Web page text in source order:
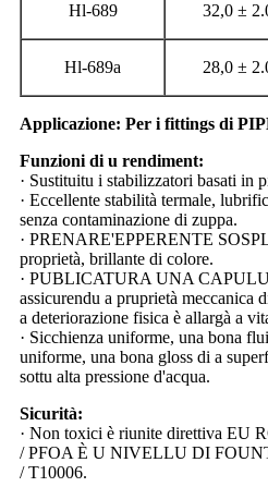
Hl-689 32,0 ±
Hl-689a 28,0 ±
Applicazione: Per i fittings di
Funzioni di u rendiment:
· Sustituitu i stabilizzatori basati in
· Eccellente stabilità termale,
senza contaminazione di zuppa.
· PRENARE'EPPERENTE
proprietà, brillante di colore.
· PUBLICATURA UNA
assicurendu a pruprietà meccanica
a deteriorazione fisica è allargà a
· Sicchienza uniforme, una bona
uniforme, una bona gloss di a
sottu alta pressione d'acqua.
Sicurità:
· Non toxici è riunite direttiva EU
/ PFOA È U NIVELLU DI
/ T10006.